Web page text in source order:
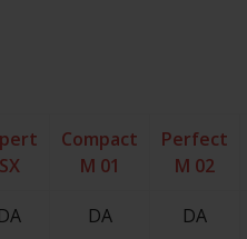
SX
Compact
M 01
Perfect
M 02
DA DA DA